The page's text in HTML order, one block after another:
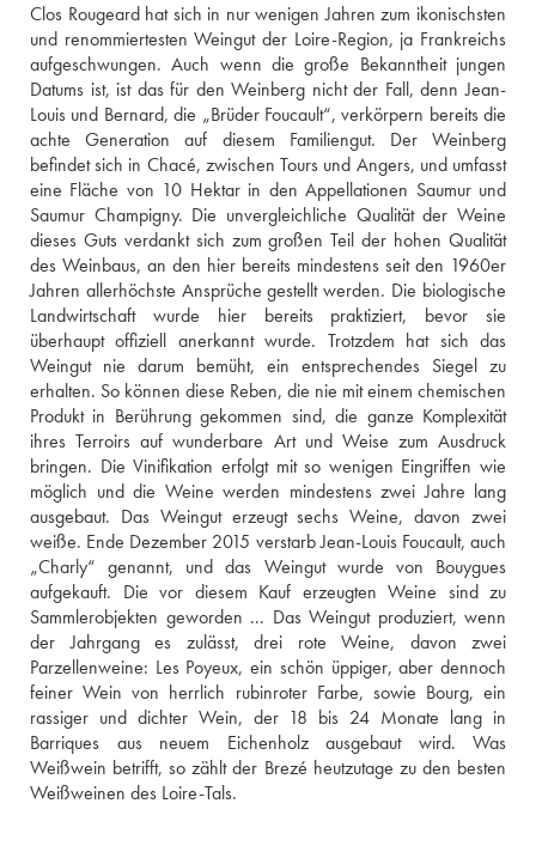
Clos Rougeard hat sich in nur wenigen Jahren zum ikonischsten
und renommiertesten Weingut der Loire-Region, ja Frankreichs
aufgeschwungen. Auch wenn die große Bekanntheit jungen
Datums ist, ist das für den Weinberg nicht der Fall, denn Jean-
Louis und Bernard, die „Brüder Foucault“, verkörpern bereits die
achte Generation auf diesem Familiengut. Der Weinberg
befindet sich in Chacé, zwischen Tours und Angers, und umfasst
eine Fläche von 10 Hektar in den Appellationen Saumur und
Saumur Champigny. Die unvergleichliche Qualität der Weine
dieses Guts verdankt sich zum großen Teil der hohen Qualität
des Weinbaus, an den hier bereits mindestens seit den 1960er
Jahren allerhöchste Ansprüche gestellt werden. Die biologische
Landwirtschaft wurde hier bereits praktiziert, bevor sie
überhaupt offiziell anerkannt wurde. Trotzdem hat sich das
Weingut nie darum bemüht, ein entsprechendes Siegel zu
erhalten. So können diese Reben, die nie mit einem chemischen
Produkt in Berührung gekommen sind, die ganze Komplexität
ihres Terroirs auf wunderbare Art und Weise zum Ausdruck
bringen. Die Vinifikation erfolgt mit so wenigen Eingriffen wie
möglich und die Weine werden mindestens zwei Jahre lang
ausgebaut. Das Weingut erzeugt sechs Weine, davon zwei
weiße. Ende Dezember 2015 verstarb Jean-Louis Foucault, auch
„Charly“ genannt, und das Weingut wurde von Bouygues
aufgekauft. Die vor diesem Kauf erzeugten Weine sind zu
Sammlerobjekten geworden ... Das Weingut produziert, wenn
der Jahrgang es zulässt, drei rote Weine, davon zwei
Parzellenweine: Les Poyeux, ein schön üppiger, aber dennoch
feiner Wein von herrlich rubinroter Farbe, sowie Bourg, ein
rassiger und dichter Wein, der 18 bis 24 Monate lang in
Barriques aus neuem Eichenholz ausgebaut wird. Was
Weißwein betrifft, so zählt der Brezé heutzutage zu den besten
Weißweinen des Loire-Tals.